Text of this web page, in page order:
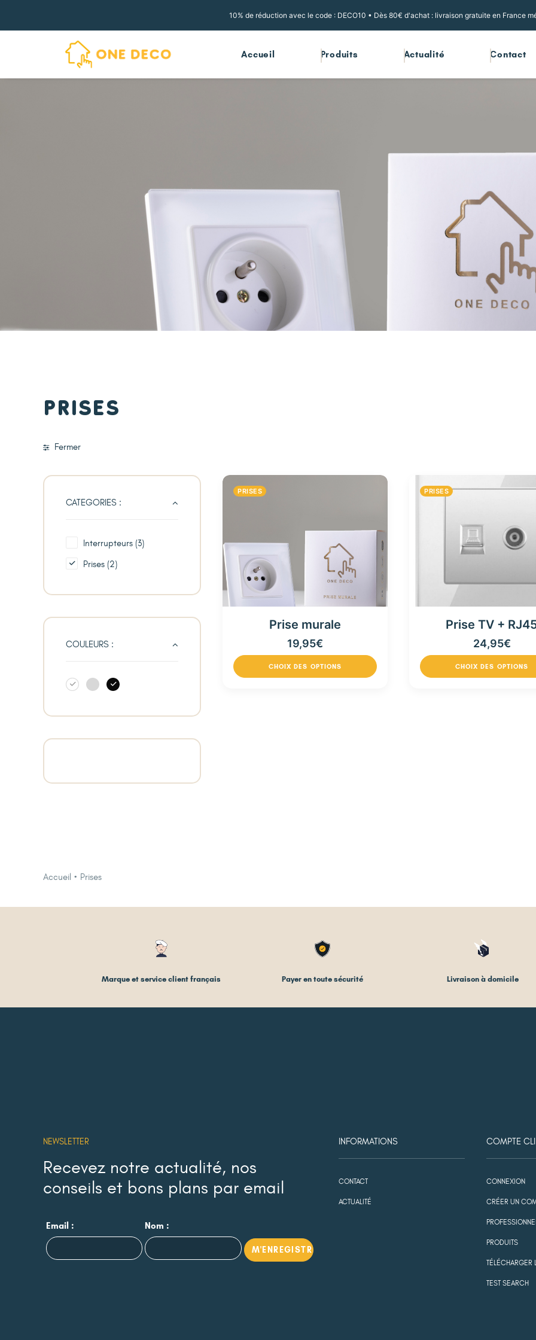
10% de réduction avec le code : DECO10 • Dès 80€ d'achat : livraison gratuite en France
Accueil Produits Actualité Contact
Prises
Fermer
CATEGORIES :
Interrupteurs (3)
Prises (2)
COULEURS :
PRISES
Prise murale
19,95€
CHOIX DES OPTIONS
PRISES
Prise TV +
24,95€
CHOIX DES OPTIONS
Accueil Prises
Marque et service client français Payer en toute sécurité Livraison à domicile
NEWSLETTER
Recevez notre actualité, nos
conseils et bons plans par email
Email : Nom :
INFORMATIONS
CONTACT
ACTUALITÉ
COMPTE
CONNEXION
CRÉER UN
PRODUITS
TÉLÉCHARGER
TEST SEARCH